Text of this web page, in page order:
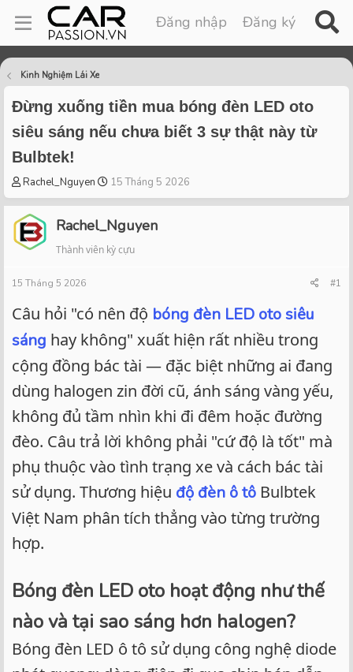
Đăng nhập Đăng ký
Kinh Nghiệm Lái Xe
Đừng xuống tiền mua bóng đèn LED oto
siêu sáng nếu chưa biết 3 sự thật này từ
Bulbtek!
T
h
r
e
a
a
r
t
r
Rachel_Nguyen
S
t
r
t
d
e
15 Tháng 5 2026
Rachel_Nguyen
Thành viên kỳ cựu
15 Tháng 5 2026 #1
Câu hỏi "có nên độ bóng đèn LED oto siêu
sáng hay không" xuất hiện rất nhiều trong
cộng đồng bác tài — đặc biệt những ai đang
dùng halogen zin đời cũ, ánh sáng vàng yếu,
không đủ tầm nhìn khi đi đêm hoặc đường
đèo. Câu trả lời không phải "cứ độ là tốt" mà
phụ thuộc vào tình trạng xe và cách bác tài
sử dụng. Thương hiệu độ đèn ô tô Bulbtek
Việt Nam phân tích thẳng vào từng trường
hợp.
Bóng đèn LED oto hoạt động như thế
nào và tại sao sáng hơn halogen?
Bóng đèn LED ô tô sử dụng công nghệ diode